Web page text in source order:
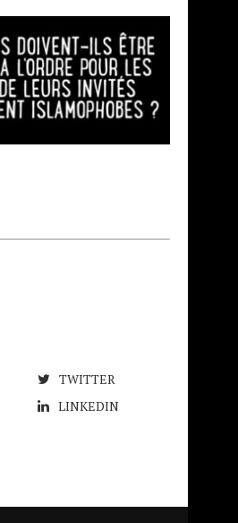
TWITTER
LINKEDIN